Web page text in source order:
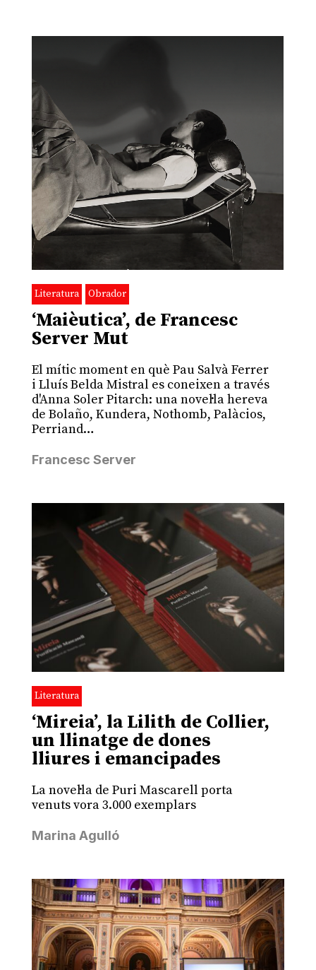
Literatura Obrador
‘Maièutica’, de Francesc
Server Mut
El mític moment en què Pau Salvà Ferrer
i Lluís Belda Mistral es coneixen a través
d'Anna Soler Pitarch: una novel·la hereva
de Bolaño, Kundera, Nothomb, Palàcios,
Perriand…
Francesc Server
Literatura
‘Mireia’, la Lilith de Collier,
un llinatge de dones
lliures i emancipades
La novel·la de Puri Mascarell porta
venuts vora 3.000 exemplars
Marina Agulló